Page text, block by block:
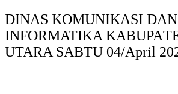
DINAS KOMUNIKASI DAN
INFORMATIKA
UTARA SABTU 04/April